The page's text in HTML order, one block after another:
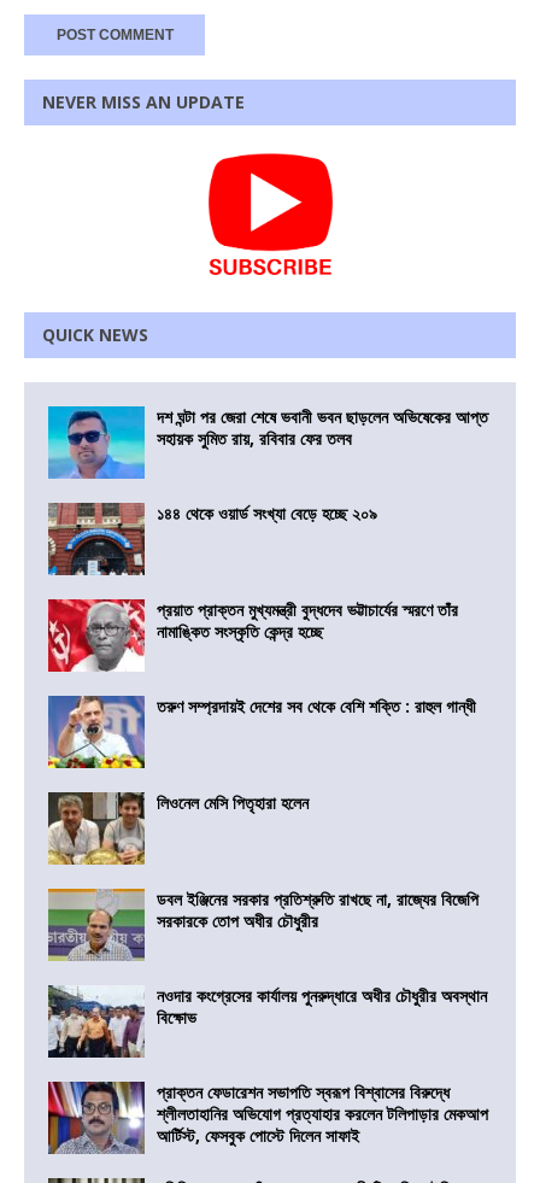
NEVER MISS AN UPDATE
QUICK NEWS
দশ ঘন্টা পর জেরা শেষে ভবানী ভবন ছাড়লেন অভিষেকের আপ্ত
সহায়ক সুমিত রায়, রবিবার ফের তলব
১৪৪ থেকে ওয়ার্ড সংখ্যা বেড়ে হচ্ছে ২০৯
প্রয়াত প্রাক্তন মুখ্যমন্ত্রী বুদ্ধদেব ভট্টাচার্যের স্মরণে তাঁর
নামাঙ্কিত সংস্কৃতি কেন্দ্র হচ্ছে
তরুণ সম্প্রদায়ই দেশের সব থেকে বেশি শক্তি : রাহুল গান্ধী
লিওনেল মেসি পিতৃহারা হলেন
ডবল ইঞ্জিনের সরকার প্রতিশ্রুতি রাখছে না, রাজ্যের বিজেপি
সরকারকে তোপ অধীর চৌধুরীর
নওদার কংগ্রেসের কার্যালয় পুনরুদ্ধারে অধীর চৌধুরীর অবস্থান
বিক্ষোভ
প্রাক্তন ফেডারেশন সভাপতি স্বরূপ বিশ্বাসের বিরুদ্ধে
শ্লীলতাহানির অভিযোগ প্রত্যাহার করলেন টলিপাড়ার মেকআপ
আর্টিস্ট, ফেসবুক পোস্টে দিলেন সাফাই